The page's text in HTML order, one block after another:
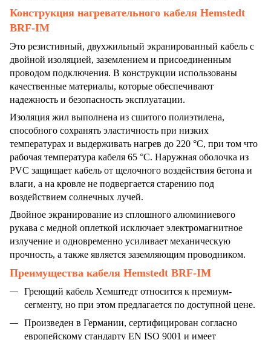
Конструкция нагревательного кабеля Hemstedt
BRF-IM
Это резистивный, двухжильный экранированный кабель с
двойной изоляцией, заземлением и присоединенным
проводом подключения. В конструкции использованы
качественные материалы, которые обеспечивают
надежность и безопасность эксплуатации.
Изоляция жил выполнена из сшитого полиэтилена,
способного сохранять эластичность при низких
температурах и выдерживать нагрев до 220 °C, при том что
рабочая температура кабеля 65 °C. Наружная оболочка из
PVC защищает кабель от щелочного воздействия бетона и
влаги, а на кровле не подвергается старению под
воздействием солнечных лучей.
Двойное экранирование из сплошного алюминиевого
рукава с медной оплеткой исключает электромагнитное
излучение и одновременно усиливает механическую
прочность, а также является заземляющим проводником.
Преимущества кабеля Hemstedt BRF-IM
Греющий кабель Хемштедт относится к премиум-
сегменту, но при этом предлагается по доступной цене.
Произведен в Германии, сертифицирован согласно
европейскому стандарту EN ISO 9001 и имеет